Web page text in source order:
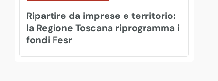
Ripartire da imprese e territorio:
la Regione Toscana riprogramma i
fondi Fesr